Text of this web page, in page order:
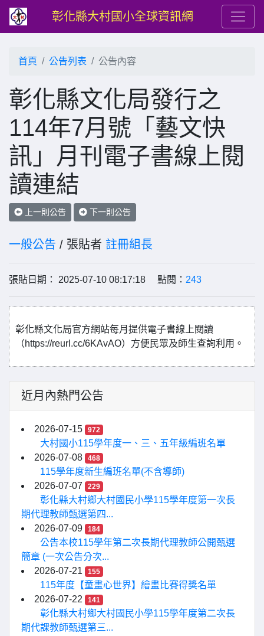
彰化縣大村國小全球資訊網
首頁 公告列表 公告內容
彰化縣文化局發行之
114年7月號「藝文快
訊」月刊電子書線上閱
讀連結
上一則公告 下一則公告
一般公告 / 張貼者 註冊組長
張貼日期： 2025-07-10 08:17:18 點閱： 243
彰化縣文化局官方網站每月提供電子書線上閱讀
（https://reurl.cc/6KAvAO）方便民眾及師生查詢利用。
近月內熱門公告
2026-07-15 972
大村國小115學年度一、三、五年級編班名單
2026-07-08
468
115學年度新生編班名單(不含導師)
2026-07-07
229
彰化縣大村鄉大村國民小學115學年度第一次長
期代理教師甄選第四...
2026-07-09
184
公告本校115學年第二次長期代理教師公開甄選
簡章 (一次公告分次...
2026-07-21
155
115年度【童畫心世界】繪畫比賽得獎名單
2026-07-22
141
彰化縣大村鄉大村國民小學115學年度第二次長
期代課教師甄選第三...